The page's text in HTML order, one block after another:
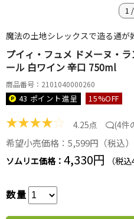
1 /
魔法の土地シレックスで造る通が
プイィ・フュメ ドメーヌ・
ール 白ワイン 辛口 750ml
商品番号：2101040000260
43 ポイント進呈 15%OFF
★★★★☆ 4.25点 (4件
希望小売価格：5,599円（税込）
ソムリエ価格： 4,330円 （税
数量